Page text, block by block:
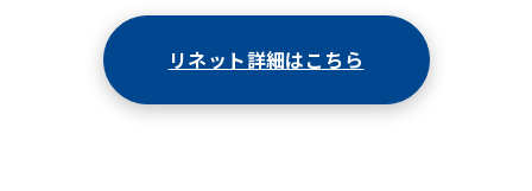
リネット詳細はこちら